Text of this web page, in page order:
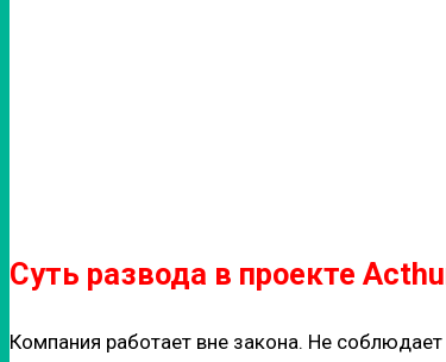
Суть развода в проекте
Компания работает вне закона. Не